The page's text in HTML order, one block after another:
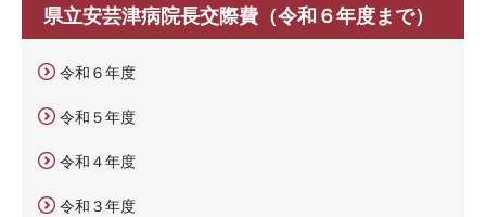
県立安芸津病院長交際費（令和６年度まで）
令和６年度
令和５年度
令和４年度
令和３年度